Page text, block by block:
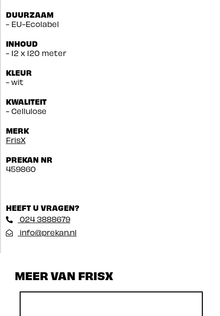
DUURZAAM
- EU-Ecolabel
INHOUD
- 12 x 120 meter
KLEUR
- wit
KWALITEIT
- Cellulose
MERK
FrisX
PREKAN NR
459860
HEEFT U VRAGEN?
024 3888679
info@prekan.nl
MEER VAN FRISX